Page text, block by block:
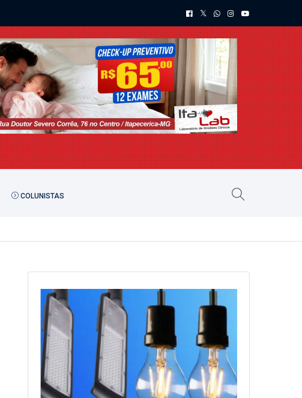
COLUNISTAS